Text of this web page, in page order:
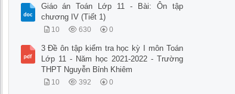
Giáo án Toán Lớp 11 - Bài: Ôn tập
chương IV (Tiết 1)
10 630 0
3 Đề ôn tập kiểm tra học kỳ I môn Toán
Lớp 11 - Năm học 2021-2022 - Trường
THPT Nguyễn Bỉnh Khiêm
10 392 0